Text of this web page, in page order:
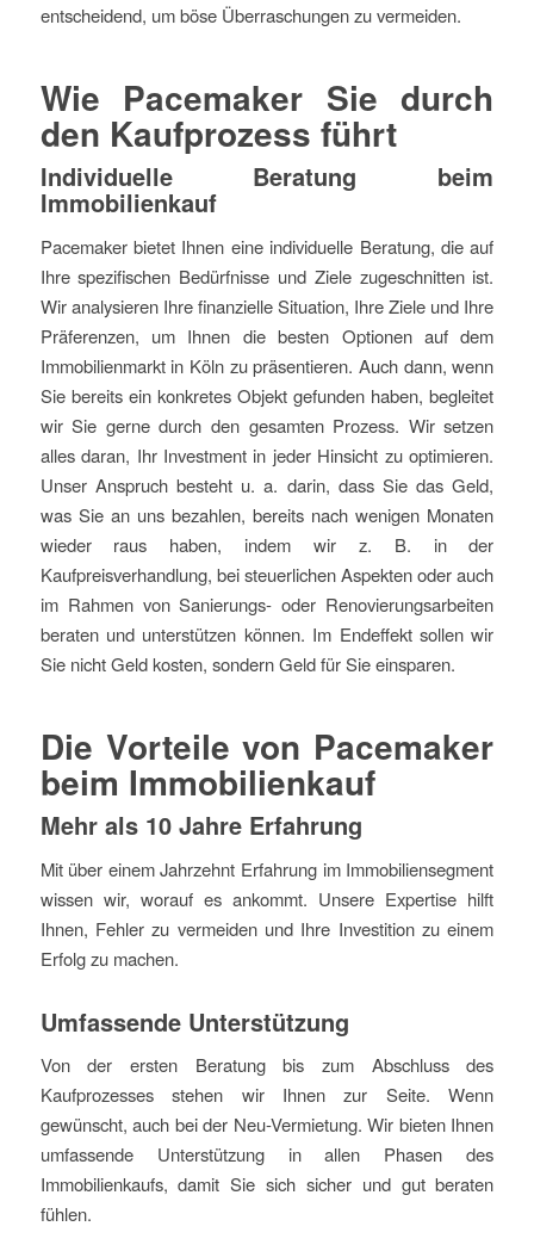
entscheidend, um böse Überraschungen zu vermeiden.
Wie Pacemaker Sie durch
den Kaufprozess führt
Individuelle Beratung beim
Immobilienkauf
Pacemaker bietet Ihnen eine individuelle Beratung, die auf
Ihre spezifischen Bedürfnisse und Ziele zugeschnitten ist.
Wir analysieren Ihre finanzielle Situation, Ihre Ziele und Ihre
Präferenzen, um Ihnen die besten Optionen auf dem
Immobilienmarkt in Köln zu präsentieren. Auch dann, wenn
Sie bereits ein konkretes Objekt gefunden haben, begleitet
wir Sie gerne durch den gesamten Prozess. Wir setzen
alles daran, Ihr Investment in jeder Hinsicht zu optimieren.
Unser Anspruch besteht u. a. darin, dass Sie das Geld,
was Sie an uns bezahlen, bereits nach wenigen Monaten
wieder raus haben, indem wir z. B. in der
Kaufpreisverhandlung, bei steuerlichen Aspekten oder auch
im Rahmen von Sanierungs- oder Renovierungsarbeiten
beraten und unterstützen können. Im Endeffekt sollen wir
Sie nicht Geld kosten, sondern Geld für Sie einsparen.
Die Vorteile von Pacemaker
beim Immobilienkauf
Mehr als 10 Jahre Erfahrung
Mit über einem Jahrzehnt Erfahrung im Immobiliensegment
wissen wir, worauf es ankommt. Unsere Expertise hilft
Ihnen, Fehler zu vermeiden und Ihre Investition zu einem
Erfolg zu machen.
Umfassende Unterstützung
Von der ersten Beratung bis zum Abschluss des
Kaufprozesses stehen wir Ihnen zur Seite. Wenn
gewünscht, auch bei der Neu-Vermietung. Wir bieten Ihnen
umfassende Unterstützung in allen Phasen des
Immobilienkaufs, damit Sie sich sicher und gut beraten
fühlen.